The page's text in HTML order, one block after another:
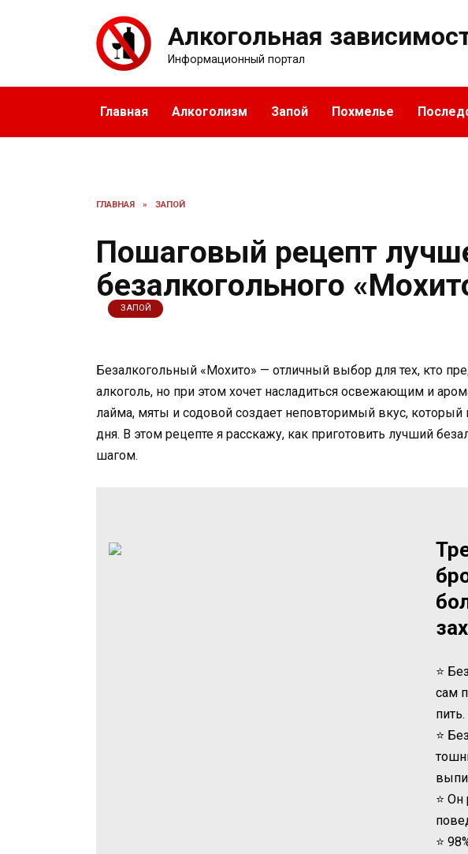
Алкогольная
Информационный портал
Главная Алкоголизм Запой Похмелье
ГЛАВНАЯ » ЗАПОЙ
Пошаговый рецепт
безалкогольного
ЗАПОЙ
Безалкогольный «Мохито» — отличный выбор для тех, кто
алкоголь, но при этом хочет насладиться освежающим и
лайма, мяты и содовой создает неповторимый вкус, который
дня. В этом рецепте я расскажу, как приготовить лучший
шагом.
⭐
сам
пить.
⭐
⭐ Он
⭐